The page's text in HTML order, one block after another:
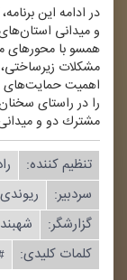
در ادامه این
و میدانی
همسو با محورهای
مشكلات
اهمیت حمایت‌های
را در راستای
مشترك دو و
تنظیم كننده:
سردبیر:
ریوندی
گزارشگر:
کلمات کلیدی: